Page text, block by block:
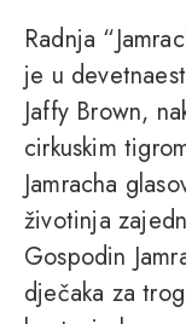
Radnja
je u
Jaffy Brown,
cirkuskim
Jamracha
životinja
Gospodin
dječaka za